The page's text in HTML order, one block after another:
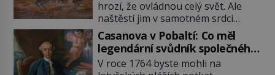
ukrytých uvnitř. Mechanismus z
Antikythéry je dnes považován za
nejstarší známý analogový počítač
na světě. Přesto ani po více než sto
letech výzkumu […]
hrozí, že ovládnou celý svět. Ale
naštěstí jim v samotném srdci
Evropy stojí v cestě malé, ale silné
království, které dokáže
dobyvatelské hordy zastavit. Co
nedokáže žádná z asijských říší, co
Casanova v Pobaltí: Co měl
legendární svůdník společného
se svobodnými zednáři?
V roce 1764 byste mohli na